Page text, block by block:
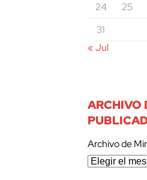
24
25
31
« Jul
ARCHIVO
Archivo de